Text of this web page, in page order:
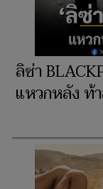
ลิซ่า
แหวกหลัง ท้